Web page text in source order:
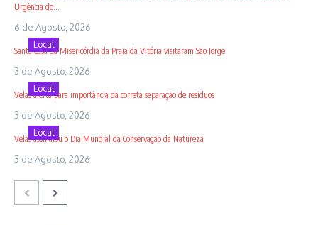
Urgência do...
6 de Agosto, 2026
Local
Santa Casa da Misericórdia da Praia da Vitória visitaram São Jorge
3 de Agosto, 2026
Local
Velas alerta para importância da correta separação de resíduos
3 de Agosto, 2026
Local
Velas assinalou o Dia Mundial da Conservação da Natureza
3 de Agosto, 2026